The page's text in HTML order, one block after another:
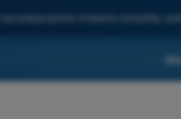
preparazione d'esame completa,